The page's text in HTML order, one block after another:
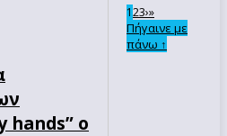
hands” ο
123›»
Πήγαινε με
πάνω ↑